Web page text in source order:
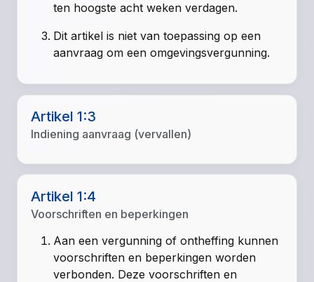
ten hoogste acht weken verdagen.
Dit artikel is niet van toepassing op een
aanvraag om een omgevingsvergunning.
Artikel 1:3
Indiening aanvraag (vervallen)
Artikel 1:4
Voorschriften en beperkingen
Aan een vergunning of ontheffing kunnen
voorschriften en beperkingen worden
verbonden. Deze voorschriften en